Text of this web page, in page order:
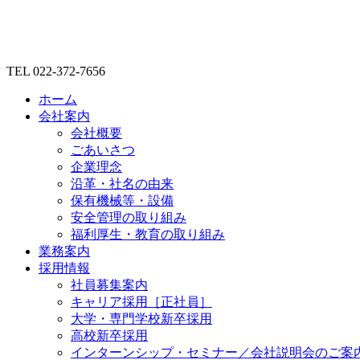
TEL 022-372-7656
ホーム
会社案内
会社概要
ごあいさつ
企業理念
沿革・社名の由来
保有機械等・設備
安全管理の取り組み
福利厚生・教育の取り組み
業務案内
採用情報
社員募集案内
キャリア採用［正社員］
大学・専門学校新卒採用
高校新卒採用
インターンシップ・セミナー／会社説明会のご案